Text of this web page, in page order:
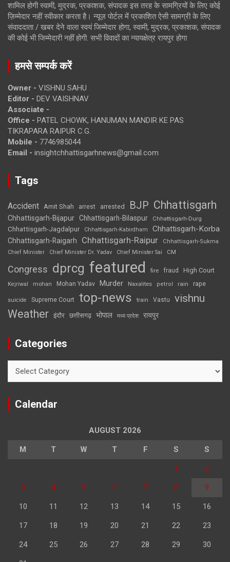
शामिल होगी स्वामी, मुद्रक, प्रकाशक, संपादक इस तरह के सामग्रियों के लिए कोई
ज़िम्मेदार नहीं स्वीकार करता है। न्यूज़ पोर्टल में प्रकाशित ऐसी सामग्री के लिए
संवाददाता / खबर देने वाला स्वयं जिम्मेदार होगा, स्वामी, मुद्रक, प्रकाशक, संपादक
की कोई भी जिम्मेदारी नहीं होगी. सभी विवादों का न्यायक्षेत्र रायपुर होगा
हमसे सम्पर्क करें
Owner - VISHNU SAHU
Editor - DEV VAISHNAV
Associate -
Office - PATEL CHOWK, HANUMAN MANDIR KE PAS
TIKRAPARA RAIPUR C.G.
Mobile - 7746985044
Email - insightchhattisgarhnews@gmail.com
Tags
Accident Amit Shah arrest arrested BJP Chhattisgarh
Chhattisgarh-Bijapur Chhattisgarh-Bilaspur Chhattisgarh-Durg
Chhattisgarh-Jagdalpur Chhattisgarh-Kabirdham Chhattisgarh-Korba
Chhattisgarh-Raigarh Chhattisgarh-Raipur
Chhattisgarh-Sukma
Chief Minister
Chief Minister Dr. Yadav Chief Minister Sai CM
Congress dprcg featured fire fraud High Court
Kejriwal mohan Mohan Yadav Murder Naxalites petrol rain rape
suicide Supreme Court top-news train Vastu vishnu
Weather इंदौर छत्तीसगढ़ भोपाल मध्य प्रदेश रायपुर
Categories
Calendar
AUGUST 2026
M T W T F S S
1 2
3 4 5 6 7 8 9
10 11 12 13 14 15 16
17 18 19 20 21 22 23
24 25 26 27 28 29 30